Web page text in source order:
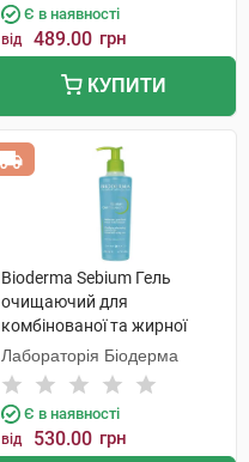
Є в наявності
від 489.00 грн
КУПИТИ
Bioderma Sebium Гель
очищаючий для
комбінованої та жирної
шкіри 200 мл 1 флакон
Лабораторія Біодерма
Є в наявності
від 530.00 грн